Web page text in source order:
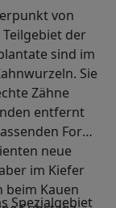
von
der
sind im
Sie
Zähne
entfernt
Form
neue
im Kiefer
beim Kauen
Spezialgebiet